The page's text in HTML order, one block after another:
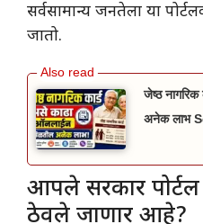
सर्वसामान्य जनतेला या
जातो.
जेष्ठ
अनेक लाभ
आपले सरकार
ठेवले जाणार आहे?